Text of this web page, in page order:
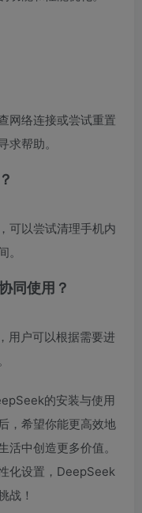
网络连接或尝试重置
求帮助。
可以尝试清理手机内
同使用？
用户可以根据需要进
的安装与使用
，希望你能更高效地
中创造更多价值。
化设置，DeepSeek
战！